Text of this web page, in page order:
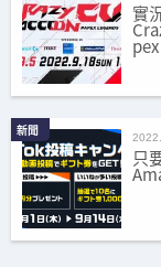
實
pex
新聞
只